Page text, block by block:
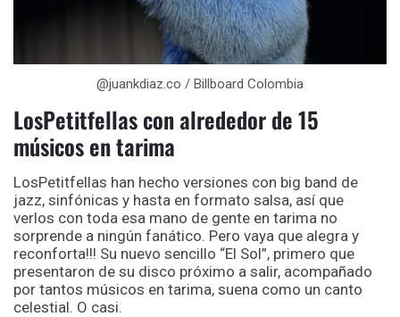
@juankdiaz.co / Billboard Colombia
LosPetitfellas con alrededor de 15
músicos en tarima
LosPetitfellas han hecho versiones con big band de
jazz, sinfónicas y hasta en formato salsa, así que
verlos con toda esa mano de gente en tarima no
sorprende a ningún fanático. Pero vaya que alegra y
reconforta!!! Su nuevo sencillo “El Sol”, primero que
presentaron de su disco próximo a salir, acompañado
por tantos músicos en tarima, suena como un canto
celestial. O casi.